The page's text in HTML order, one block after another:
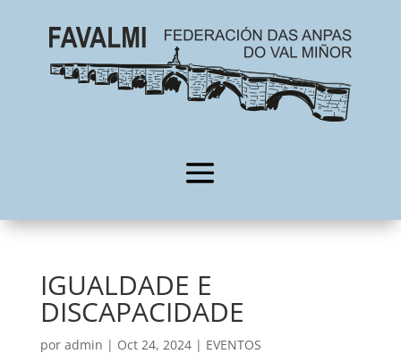
IGUALDADE E
DISCAPACIDADE
por admin | Oct 24, 2024| EVENTOS